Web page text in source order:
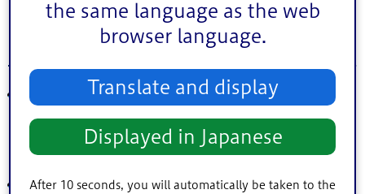
the same language as the web
browser language.
Translate and display
Displayed in Japanese
After 10 seconds, you will automatically be taken to the
エコタウンえどがわ推進計画の二酸化炭素削減
第1次目標
2008（平成20）年度から2012（平成24）年度までの5
年間でエネルギー起源二酸化炭素を平均して年間16万ト
ン（2004年度比6％）削減
第2次目標